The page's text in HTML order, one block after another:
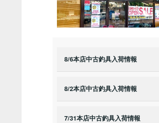
8/6本店中古釣具入荷情報
8/2本店中古釣具入荷情報
7/31本店中古釣具入荷情報